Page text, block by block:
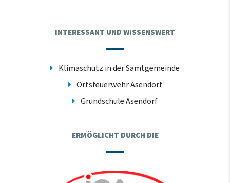
INTERESSANT UND WISSENSWERT
Klimaschutz in der Samtgemeinde
Ortsfeuerwehr Asendorf
Grundschule Asendorf
ERMÖGLICHT DURCH DIE